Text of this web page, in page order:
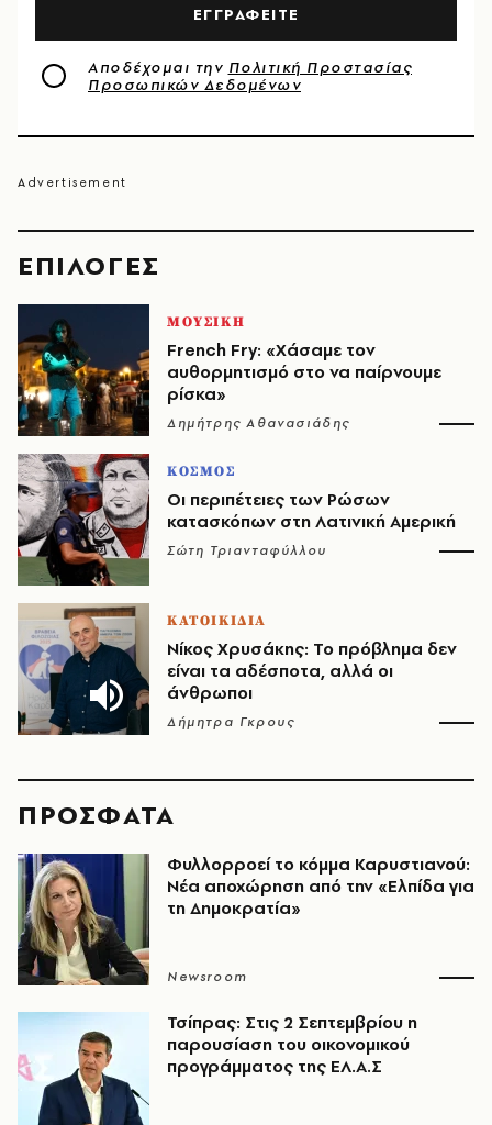
EΠΙΛΟΓΈΣ
ΜΟΥΣΙΚΗ
French Fry: «Χάσαμε τον
αυθορμητισμό στο να παίρνουμε
ρίσκα»
Δημήτρης Αθανασιάδης
ΚΟΣΜΟΣ
Οι περιπέτειες των Ρώσων
κατασκόπων στη Λατινική Αμερική
Σώτη Τριανταφύλλου
ΚΑΤΟΙΚΙΔΙΑ
Νίκος Χρυσάκης: Το πρόβλημα δεν
είναι τα αδέσποτα, αλλά οι
άνθρωποι
Δήμητρα Γκρους
ΕΓΓΡΑΦΕΙΤΕ
Αποδέχομαι την Πολιτική Προστασίας
Προσωπικών Δεδομένων
ΠΡΟΣΦΑΤΑ
Φυλλορροεί το κόμμα Καρυστιανού:
Νέα αποχώρηση από την «Ελπίδα για
τη Δημοκρατία»
Newsroom
Τσίπρας: Στις 2 Σεπτεμβρίου η
παρουσίαση του οικονομικού
προγράμματος της ΕΛ.Α.Σ